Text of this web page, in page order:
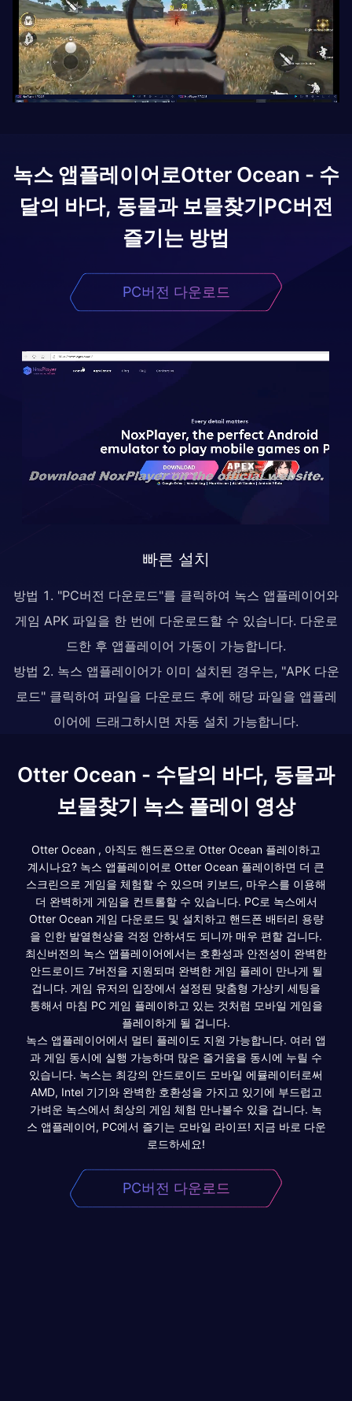
녹스 앱플레이어로Otter Ocean - 수
달의 바다, 동물과 보물찾기PC버전
즐기는 방법
PC버전 다운로드
빠른 설치
방법 1. "PC버전 다운로드"를 클릭하여 녹스 앱플레이어와
게임 APK 파일을 한 번에 다운로드할 수 있습니다. 다운로
드한 후 앱플레이어 가동이 가능합니다.
방법 2. 녹스 앱플레이어가 이미 설치된 경우는, "APK 다운
로드" 클릭하여 파일을 다운로드 후에 해당 파일을 앱플레
이어에 드래그하시면 자동 설치 가능합니다.
Otter Ocean - 수달의 바다, 동물과
보물찾기 녹스 플레이 영상
Otter Ocean , 아직도 핸드폰으로 Otter Ocean 플레이하고
계시나요? 녹스 앱플레이어로 Otter Ocean 플레이하면 더 큰
스크린으로 게임을 체험할 수 있으며 키보드, 마우스를 이용해
더 완벽하게 게임을 컨트롤할 수 있습니다. PC로 녹스에서
Otter Ocean 게임 다운로드 및 설치하고 핸드폰 배터리 용량
을 인한 발열현상을 걱정 안하셔도 되니까 매우 편할 겁니다.
최신버전의 녹스 앱플레이어에서는 호환성과 안전성이 완벽한
안드로이드 7버전을 지원되며 완벽한 게임 플레이 만나게 될
겁니다. 게임 유저의 입장에서 설정된 맞춤형 가상키 세팅을
통해서 마침 PC 게임 플레이하고 있는 것처럼 모바일 게임을
플레이하게 될 겁니다.
녹스 앱플레이어에서 멀티 플레이도 지원 가능합니다. 여러 앱
과 게임 동시에 실행 가능하며 많은 즐거움을 동시에 누릴 수
있습니다. 녹스는 최강의 안드로이드 모바일 에뮬레이터로써
AMD, Intel 기기와 완벽한 호환성을 가지고 있기에 부드럽고
가벼운 녹스에서 최상의 게임 체험 만나볼수 있을 겁니다. 녹
스 앱플레이어, PC에서 즐기는 모바일 라이프! 지금 바로 다운
로드하세요!
PC버전 다운로드